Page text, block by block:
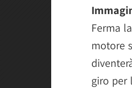
Ferma
motore
giro per